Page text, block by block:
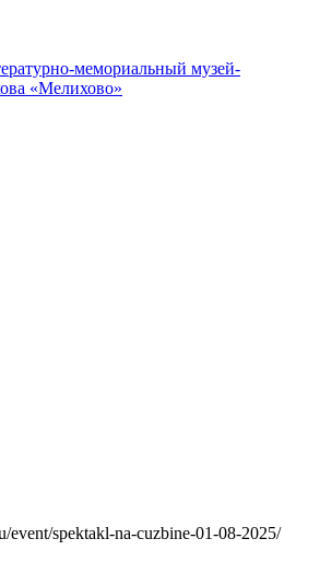
мемориальный музей-
«Мелихово»
event/spektakl-na-cuzbine-01-08-2025/